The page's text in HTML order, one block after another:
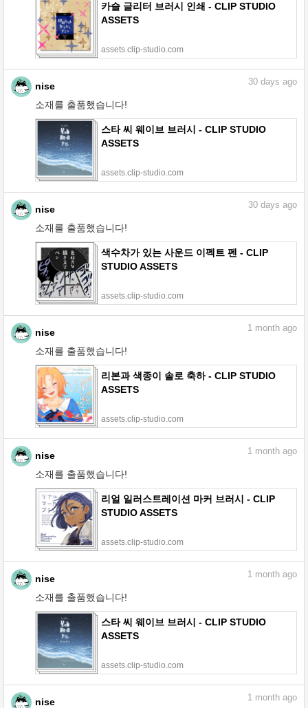
카슬 글리터 브러시 인쇄 - CLIP STUDIO
ASSETS
assets.clip-studio.com
nise
소재를 출품했습니다!
30 days ago
스타 씨 웨이브 브러시 - CLIP STUDIO
ASSETS
assets.clip-studio.com
nise
소재를 출품했습니다!
30 days ago
색수차가 있는 사운드 이펙트 펜 - CLIP
STUDIO ASSETS
assets.clip-studio.com
nise
소재를 출품했습니다!
1 month ago
리본과 색종이 솔로 축하 - CLIP STUDIO
ASSETS
assets.clip-studio.com
nise
소재를 출품했습니다!
1 month ago
리얼 일러스트레이션 마커 브러시 - CLIP
STUDIO ASSETS
assets.clip-studio.com
nise
소재를 출품했습니다!
1 month ago
스타 씨 웨이브 브러시 - CLIP STUDIO
ASSETS
assets.clip-studio.com
nise
1 month ago